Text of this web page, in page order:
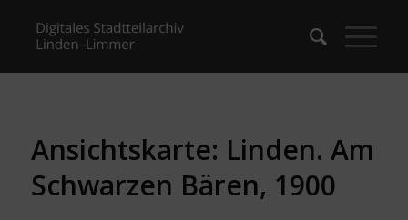
Ansichtskarte: Linden. Am
Schwarzen Bären, 1900